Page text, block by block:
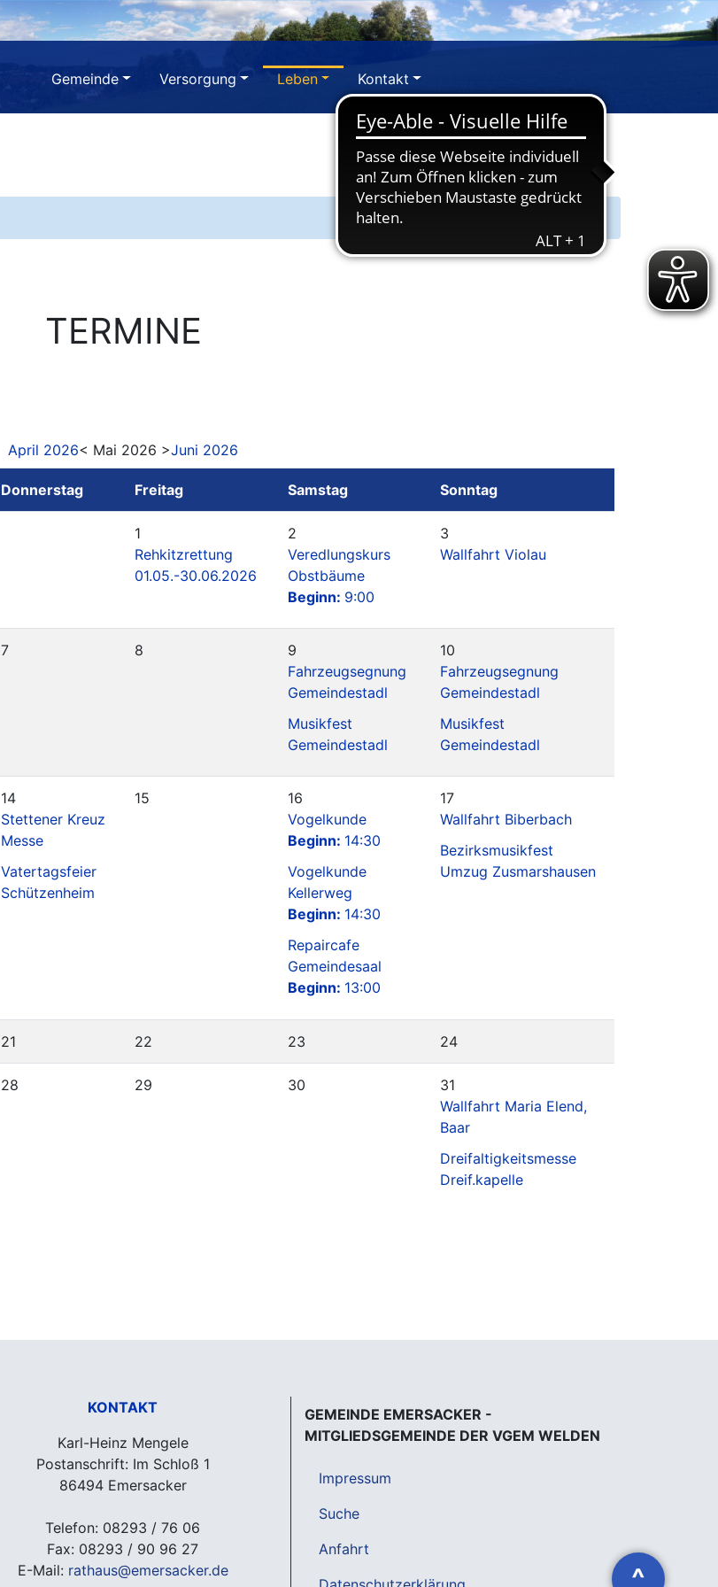
Gemeinde Versorgung Leben Kontakt
TERMINE
April 2026< Mai 2026 >Juni 2026
Donnerstag Freitag Samstag Sonntag
1
Rehkitzrettung
01.05.-30.06.2026
2
Veredlungskurs
Obstbäume
Beginn: 9:00
3
Wallfahrt Violau
7 8
9
Fahrzeugsegnung
Gemeindestadl
Musikfest
Gemeindestadl
10
Fahrzeugsegnung
Gemeindestadl
Musikfest
Gemeindestadl
14
Stettener Kreuz
Messe
Vatertagsfeier
Schützenheim
15
16
Vogelkunde
Beginn: 14:30
Vogelkunde
Kellerweg
Beginn: 14:30
Repaircafe
Gemeindesaal
Beginn: 13:00
17
Wallfahrt Biberbach
Bezirksmusikfest
Umzug Zusmarshausen
21 22 23 24
28 29 30
31
Wallfahrt Maria Elend,
Baar
Dreifaltigkeitsmesse
Dreif.kapelle
^
KONTAKT
Karl-Heinz Mengele
Postanschrift: Im Schloß 1
86494 Emersacker
Telefon: 08293 / 76 06
Fax: 08293 / 90 96 27
E-Mail: rathaus@emersacker.de
GEMEINDE EMERSACKER -
MITGLIEDSGEMEINDE DER VGEM WELDEN
Impressum
Suche
Anfahrt